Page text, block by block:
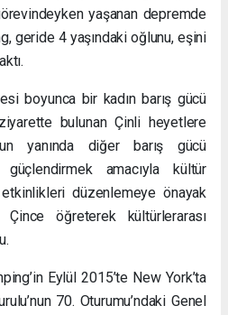
yaşanan depremde
geride 4 yaşındaki oğlunu, eşini
boyunca bir kadın barış gücü
bulunan Çinli heyetlere
yanında diğer barış gücü
amacıyla kültür
düzenlemeye önayak
öğreterek kültürlerarası
Eylül 2015’te New York’ta
70. Oturumu’ndaki Genel